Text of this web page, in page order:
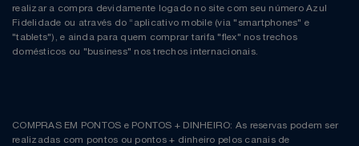
realizar a compra devidamente logado no site com seu número Azul
Fidelidade ou através do “aplicativo mobile (via "smartphones" e
"tablets"), e ainda para quem comprar tarifa "flex" nos trechos
domésticos ou "business" nos trechos internacionais.
COMPRAS EM PONTOS e PONTOS + DINHEIRO: As reservas podem ser
realizadas com pontos ou pontos + dinheiro pelos canais de